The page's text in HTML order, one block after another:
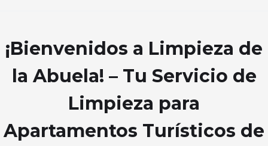
¡Bienvenidos a Limpieza de
la Abuela! – Tu Servicio de
Limpieza para
Apartamentos Turísticos de